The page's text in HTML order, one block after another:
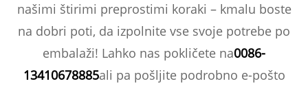
našimi štirimi preprostimi koraki – kmalu boste
na dobri poti, da izpolnite vse svoje potrebe po
embalaži! Lahko nas pokličete na0086-
13410678885ali pa pošljite podrobno e-pošto